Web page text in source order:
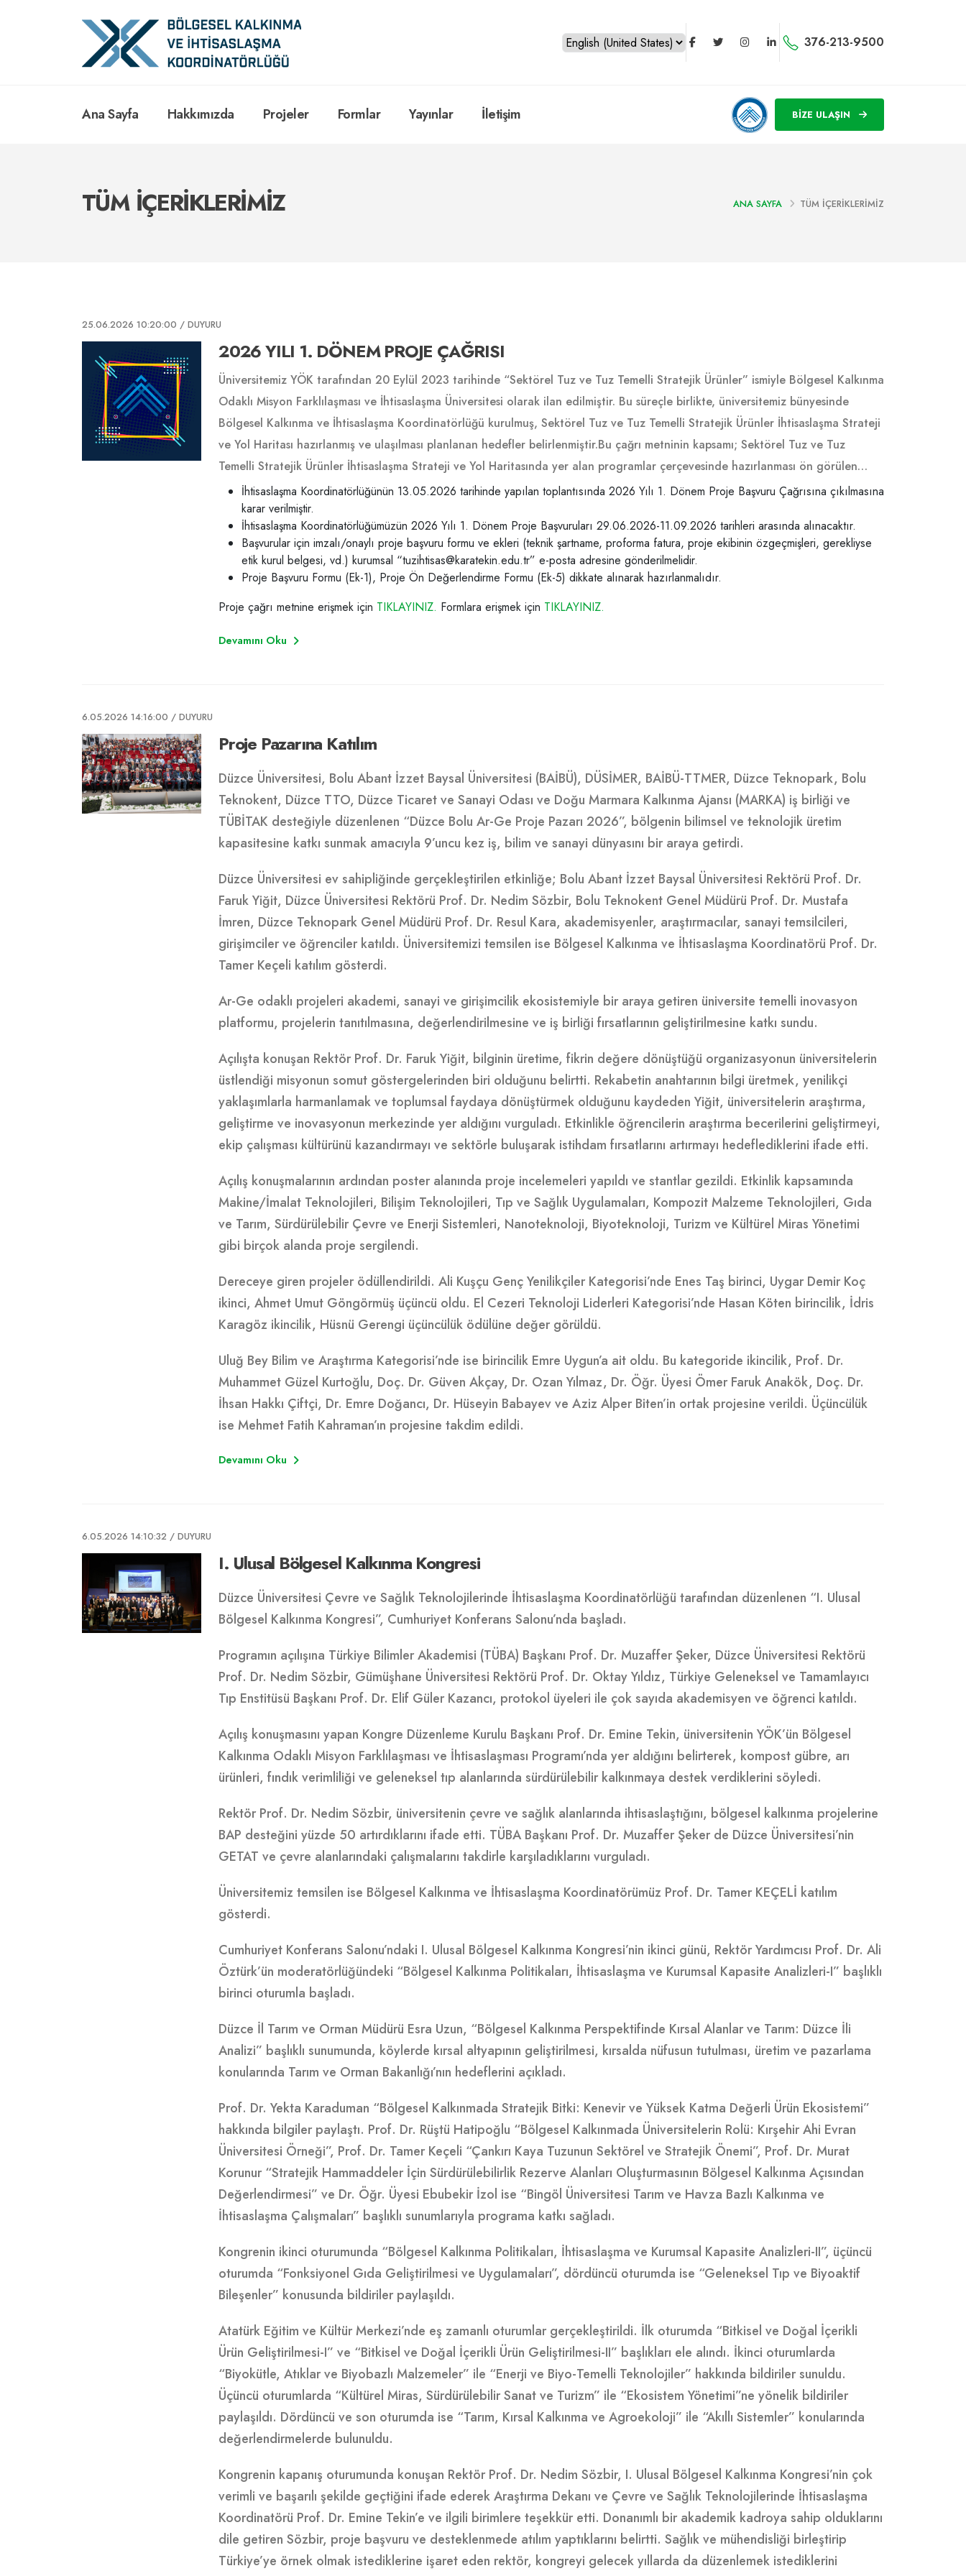
376-213-9500
Ana Sayfa Hakkımızda Projeler Formlar Yayınlar İletişim BİZE ULAŞIN
TÜM İÇERİKLERİMİZ ANA SAYFA TÜM İÇERİKLERİMİZ
25.06.2026 10:20:00 / DUYURU
2026 YILI 1. DÖNEM PROJE ÇAĞRISI
Üniversitemiz YÖK tarafından 20 Eylül 2023 tarihinde “Sektörel Tuz ve Tuz Temelli Stratejik Ürünler” ismiyle Bölgesel Kalkınma
Odaklı Misyon Farklılaşması ve İhtisaslaşma Üniversitesi olarak ilan edilmiştir. Bu süreçle birlikte, üniversitemiz bünyesinde
Bölgesel Kalkınma ve İhtisaslaşma Koordinatörlüğü kurulmuş, Sektörel Tuz ve Tuz Temelli Stratejik Ürünler İhtisaslaşma Strateji
ve Yol Haritası hazırlanmış ve ulaşılması planlanan hedefler belirlenmiştir.Bu çağrı metninin kapsamı; Sektörel Tuz ve Tuz
Temelli Stratejik Ürünler İhtisaslaşma Strateji ve Yol Haritasında yer alan programlar çerçevesinde hazırlanması ön görülen
projelerin değerlendirme süreçleri, bu süreç kapsamındaki değerlendirme kriterleri, kimlerin başvurabileceği, başvuru
aşamaları, bütçe bilgisi ve diğer ek belgeleri “Proje Başvuru Formu (Ek-1), İhtisaslaşma Proje İş Akış Şeması (Ek-2), Ön
Değerlendirme Kriterleri (Ek-3), İhtisas Proje Türleri (Ek-4), Ön Değerlendirme Formu (Ek-5) ve Proje Başvurusu Sunum Şablonu
(Ek-6)” içermektedir.
İhtisaslaşma Koordinatörlüğünün 13.05.2026 tarihinde yapılan toplantısında 2026 Yılı 1. Dönem Proje Başvuru Çağrısına çıkılmasına
karar verilmiştir.
İhtisaslaşma Koordinatörlüğümüzün 2026 Yılı 1. Dönem Proje Başvuruları 29.06.2026-11.09.2026 tarihleri arasında alınacaktır.
Başvurular için imzalı/onaylı proje başvuru formu ve ekleri (teknik şartname, proforma fatura, proje ekibinin özgeçmişleri, gerekliyse
etik kurul belgesi, vd.) kurumsal “tuzihtisas@karatekin.edu.tr” e-posta adresine gönderilmelidir.
Proje Başvuru Formu (Ek-1), Proje Ön Değerlendirme Formu (Ek-5) dikkate alınarak hazırlanmalıdır.
Proje çağrı metnine erişmek için TIKLAYINIZ. Formlara erişmek için TIKLAYINIZ.
Devamını Oku
6.05.2026 14:16:00 / DUYURU
Proje Pazarına Katılım
Düzce Üniversitesi, Bolu Abant İzzet Baysal Üniversitesi (BAİBÜ), DÜSİMER, BAİBÜ-TTMER, Düzce Teknopark, Bolu
Teknokent, Düzce TTO, Düzce Ticaret ve Sanayi Odası ve Doğu Marmara Kalkınma Ajansı (MARKA) iş birliği ve
TÜBİTAK desteğiyle düzenlenen “Düzce Bolu Ar-Ge Proje Pazarı 2026”, bölgenin bilimsel ve teknolojik üretim
kapasitesine katkı sunmak amacıyla 9’uncu kez iş, bilim ve sanayi dünyasını bir araya getirdi.
Düzce Üniversitesi ev sahipliğinde gerçekleştirilen etkinliğe; Bolu Abant İzzet Baysal Üniversitesi Rektörü Prof. Dr.
Faruk Yiğit, Düzce Üniversitesi Rektörü Prof. Dr. Nedim Sözbir, Bolu Teknokent Genel Müdürü Prof. Dr. Mustafa
İmren, Düzce Teknopark Genel Müdürü Prof. Dr. Resul Kara, akademisyenler, araştırmacılar, sanayi temsilcileri,
girişimciler ve öğrenciler katıldı. Üniversitemizi temsilen ise Bölgesel Kalkınma ve İhtisaslaşma Koordinatörü Prof. Dr.
Tamer Keçeli katılım gösterdi.
Ar-Ge odaklı projeleri akademi, sanayi ve girişimcilik ekosistemiyle bir araya getiren üniversite temelli inovasyon
platformu, projelerin tanıtılmasına, değerlendirilmesine ve iş birliği fırsatlarının geliştirilmesine katkı sundu.
Açılışta konuşan Rektör Prof. Dr. Faruk Yiğit, bilginin üretime, fikrin değere dönüştüğü organizasyonun üniversitelerin
üstlendiği misyonun somut göstergelerinden biri olduğunu belirtti. Rekabetin anahtarının bilgi üretmek, yenilikçi
yaklaşımlarla harmanlamak ve toplumsal faydaya dönüştürmek olduğunu kaydeden Yiğit, üniversitelerin araştırma,
geliştirme ve inovasyonun merkezinde yer aldığını vurguladı. Etkinlikle öğrencilerin araştırma becerilerini geliştirmeyi,
ekip çalışması kültürünü kazandırmayı ve sektörle buluşarak istihdam fırsatlarını artırmayı hedeflediklerini ifade etti.
Açılış konuşmalarının ardından poster alanında proje incelemeleri yapıldı ve stantlar gezildi. Etkinlik kapsamında
Makine/İmalat Teknolojileri, Bilişim Teknolojileri, Tıp ve Sağlık Uygulamaları, Kompozit Malzeme Teknolojileri, Gıda
ve Tarım, Sürdürülebilir Çevre ve Enerji Sistemleri, Nanoteknoloji, Biyoteknoloji, Turizm ve Kültürel Miras Yönetimi
gibi birçok alanda proje sergilendi.
Dereceye giren projeler ödüllendirildi. Ali Kuşçu Genç Yenilikçiler Kategorisi’nde Enes Taş birinci, Uygar Demir Koç
ikinci, Ahmet Umut Göngörmüş üçüncü oldu. El Cezeri Teknoloji Liderleri Kategorisi’nde Hasan Köten birincilik, İdris
Karagöz ikincilik, Hüsnü Gerengi üçüncülük ödülüne değer görüldü.
Uluğ Bey Bilim ve Araştırma Kategorisi’nde ise birincilik Emre Uygun’a ait oldu. Bu kategoride ikincilik, Prof. Dr.
Muhammet Güzel Kurtoğlu, Doç. Dr. Güven Akçay, Dr. Ozan Yılmaz, Dr. Öğr. Üyesi Ömer Faruk Anakök, Doç. Dr.
İhsan Hakkı Çiftçi, Dr. Emre Doğancı, Dr. Hüseyin Babayev ve Aziz Alper Biten’in ortak projesine verildi. Üçüncülük
ise Mehmet Fatih Kahraman’ın projesine takdim edildi.
Devamını Oku
6.05.2026 14:10:32 / DUYURU
I. Ulusal Bölgesel Kalkınma Kongresi
Düzce Üniversitesi Çevre ve Sağlık Teknolojilerinde İhtisaslaşma Koordinatörlüğü tarafından düzenlenen “I. Ulusal
Bölgesel Kalkınma Kongresi”, Cumhuriyet Konferans Salonu’nda başladı.
Programın açılışına Türkiye Bilimler Akademisi (TÜBA) Başkanı Prof. Dr. Muzaffer Şeker, Düzce Üniversitesi Rektörü
Prof. Dr. Nedim Sözbir, Gümüşhane Üniversitesi Rektörü Prof. Dr. Oktay Yıldız, Türkiye Geleneksel ve Tamamlayıcı
Tıp Enstitüsü Başkanı Prof. Dr. Elif Güler Kazancı, protokol üyeleri ile çok sayıda akademisyen ve öğrenci katıldı.
Açılış konuşmasını yapan Kongre Düzenleme Kurulu Başkanı Prof. Dr. Emine Tekin, üniversitenin YÖK’ün Bölgesel
Kalkınma Odaklı Misyon Farklılaşması ve İhtisaslaşması Programı’nda yer aldığını belirterek, kompost gübre, arı
ürünleri, fındık verimliliği ve geleneksel tıp alanlarında sürdürülebilir kalkınmaya destek verdiklerini söyledi.
Rektör Prof. Dr. Nedim Sözbir, üniversitenin çevre ve sağlık alanlarında ihtisaslaştığını, bölgesel kalkınma projelerine
BAP desteğini yüzde 50 artırdıklarını ifade etti. TÜBA Başkanı Prof. Dr. Muzaffer Şeker de Düzce Üniversitesi’nin
GETAT ve çevre alanlarındaki çalışmalarını takdirle karşıladıklarını vurguladı.
Üniversitemiz temsilen ise Bölgesel Kalkınma ve İhtisaslaşma Koordinatörümüz Prof. Dr. Tamer KEÇELİ katılım
gösterdi.
Cumhuriyet Konferans Salonu’ndaki I. Ulusal Bölgesel Kalkınma Kongresi’nin ikinci günü, Rektör Yardımcısı Prof. Dr. Ali
Öztürk’ün moderatörlüğündeki “Bölgesel Kalkınma Politikaları, İhtisaslaşma ve Kurumsal Kapasite Analizleri-I” başlıklı
birinci oturumla başladı.
Düzce İl Tarım ve Orman Müdürü Esra Uzun, “Bölgesel Kalkınma Perspektifinde Kırsal Alanlar ve Tarım: Düzce İli
Analizi” başlıklı sunumunda, köylerde kırsal altyapının geliştirilmesi, kırsalda nüfusun tutulması, üretim ve pazarlama
konularında Tarım ve Orman Bakanlığı’nın hedeflerini açıkladı.
Prof. Dr. Yekta Karaduman “Bölgesel Kalkınmada Stratejik Bitki: Kenevir ve Yüksek Katma Değerli Ürün Ekosistemi”
hakkında bilgiler paylaştı. Prof. Dr. Rüştü Hatipoğlu “Bölgesel Kalkınmada Üniversitelerin Rolü: Kırşehir Ahi Evran
Üniversitesi Örneği”, Prof. Dr. Tamer Keçeli “Çankırı Kaya Tuzunun Sektörel ve Stratejik Önemi”, Prof. Dr. Murat
Korunur “Stratejik Hammaddeler İçin Sürdürülebilirlik Rezerve Alanları Oluşturmasının Bölgesel Kalkınma Açısından
Değerlendirmesi” ve Dr. Öğr. Üyesi Ebubekir İzol ise “Bingöl Üniversitesi Tarım ve Havza Bazlı Kalkınma ve
İhtisaslaşma Çalışmaları” başlıklı sunumlarıyla programa katkı sağladı.
Kongrenin ikinci oturumunda “Bölgesel Kalkınma Politikaları, İhtisaslaşma ve Kurumsal Kapasite Analizleri-II”, üçüncü
oturumda “Fonksiyonel Gıda Geliştirilmesi ve Uygulamaları”, dördüncü oturumda ise “Geleneksel Tıp ve Biyoaktif
Bileşenler” konusunda bildiriler paylaşıldı.
Atatürk Eğitim ve Kültür Merkezi’nde eş zamanlı oturumlar gerçekleştirildi. İlk oturumda “Bitkisel ve Doğal İçerikli
Ürün Geliştirilmesi-I” ve “Bitkisel ve Doğal İçerikli Ürün Geliştirilmesi-II” başlıkları ele alındı. İkinci oturumlarda
“Biyokütle, Atıklar ve Biyobazlı Malzemeler” ile “Enerji ve Biyo-Temelli Teknolojiler” hakkında bildiriler sunuldu.
Üçüncü oturumlarda “Kültürel Miras, Sürdürülebilir Sanat ve Turizm” ile “Ekosistem Yönetimi”ne yönelik bildiriler
paylaşıldı. Dördüncü ve son oturumda ise “Tarım, Kırsal Kalkınma ve Agroekoloji” ile “Akıllı Sistemler” konularında
değerlendirmelerde bulunuldu.
Kongrenin kapanış oturumunda konuşan Rektör Prof. Dr. Nedim Sözbir, I. Ulusal Bölgesel Kalkınma Kongresi’nin çok
verimli ve başarılı şekilde geçtiğini ifade ederek Araştırma Dekanı ve Çevre ve Sağlık Teknolojilerinde İhtisaslaşma
Koordinatörü Prof. Dr. Emine Tekin’e ve ilgili birimlere teşekkür etti. Donanımlı bir akademik kadroya sahip olduklarını
dile getiren Sözbir, proje başvuru ve desteklenmede atılım yaptıklarını belirtti. Sağlık ve mühendisliği birleştirip
Türkiye’ye örnek olmak istediklerine işaret eden rektör, kongreyi gelecek yıllarda da düzenlemek istediklerini